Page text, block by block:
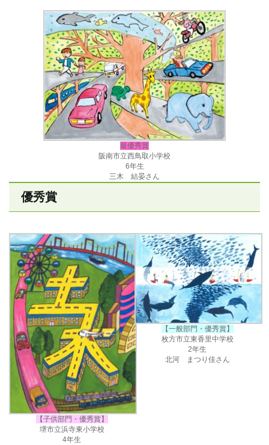
最優秀賞
阪南市立西鳥取小学校
6年生
三木 結晏さん
優秀賞
【子供部門・優秀賞】
堺市立浜寺東小学校
4年生
【一般部門・優秀賞】
枚方市立東香里中学校
2年生
北河 まつり佳さん